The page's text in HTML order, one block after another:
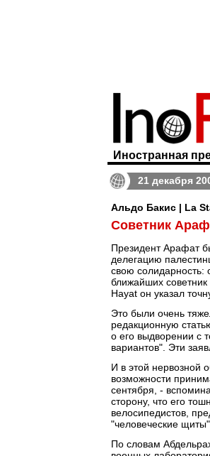
Иностранная
21 декабря
Альдо Бакис | La
Советник
Президент Арафат
делегацию
свою солидарность:
ближайших
Hayat он указал
Это были очень
редакционную
о его выдворении с
вариантов". Эти
И в этой нервозной
возможности
сентября, -
сторону, что его
велосипедистов,
"человеческие щиты".
По словам